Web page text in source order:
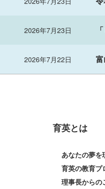
2026年7月23日
2026年7月22日
育英とは
あなたの夢を
育英の教育プ
理事長からの